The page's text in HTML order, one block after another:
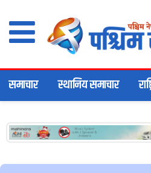
समाचार स्थानिय समाचार